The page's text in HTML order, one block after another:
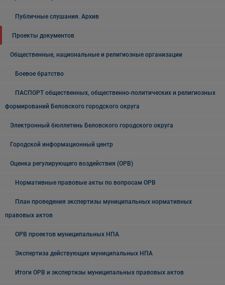
Публичные слушания. Архив
Проекты документов
Общественные, национальные и религиозные организации
Боевое братство
ПАСПОРТ общественных, общественно-политических и религиозных
формирований Беловского городского округа
Электронный бюллетень Беловского городского округа
Городской информационный центр
Оценка регулирующего воздействия (ОРВ)
Нормативные правовые акты по вопросам ОРВ
План проведения экспертизы муниципальных нормативных
правовых актов
ОРВ проектов муниципальных НПА
Экспертиза действующих муниципальных НПА
Итоги ОРВ и экспертизы муниципальных правовых актов